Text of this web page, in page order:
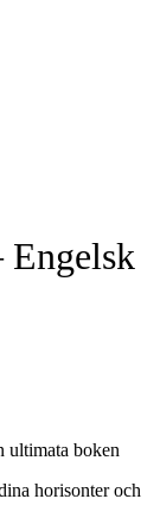
Engelsk
ultimata boken
horisonter och